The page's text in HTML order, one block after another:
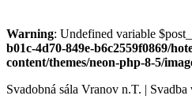
Warning: Undefined variable
b01c-4d70-849e-b6c2559f0869/
content/themes/neon-php-8-5/
Svadobná sála Vranov n.T. |